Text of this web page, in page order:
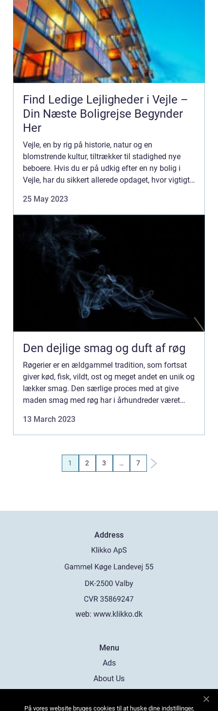
Find Ledige Lejligheder i Vejle –
Din Næste Boligrejse Begynder
Her
Vejle, en by rig på historie, natur og en
blomstrende kultur, tiltrækker til stadighed nye
beboere. Hvis du er på udkig efter en ny bolig i
Vejle, har du sikkert allerede opdaget, hvor vigtigt
b...
25 May 2023
Den dejlige smag og duft af røg
Røgerier er en ældgammel tradition, som fortsat
giver kød, fisk, vildt, ost og meget andet en unik og
lækker smag. Den særlige proces med at give
maden smag med røg har i århundreder været
perioder. Det ...
13 March 2023
1 2 3 … 7
Address
web: www.klikko.dk
Menu
Ads
About Us
På vores website bruges cookies til at huske dine indstillinger,